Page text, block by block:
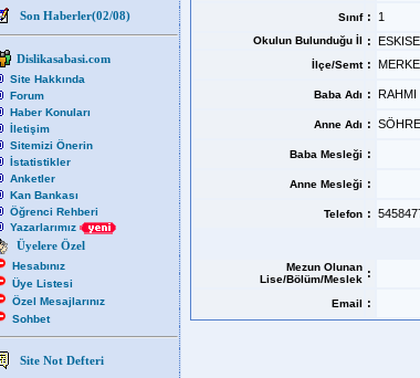
Son Haberler(02/08)
Dislikasabasi.com
Site Hakkında
Forum
Haber Konuları
İletişim
Sitemizi Önerin
İstatistikler
Anketler
Kan Bankası
Öğrenci Rehberi
Yazarlarımız
Üyelere Özel
Hesabınız
Üye Listesi
Özel Mesajlarınız
Sohbet
Site Not Defteri
Sınıf : 1
Okulun Bulunduğu İl :
İlçe/Semt :
Baba Adı : RAHMI
Anne Adı :
Baba Mesleği :
Anne Mesleği :
Telefon :
Mezun Olunan
Lise/Bölüm/Meslek :
Email :